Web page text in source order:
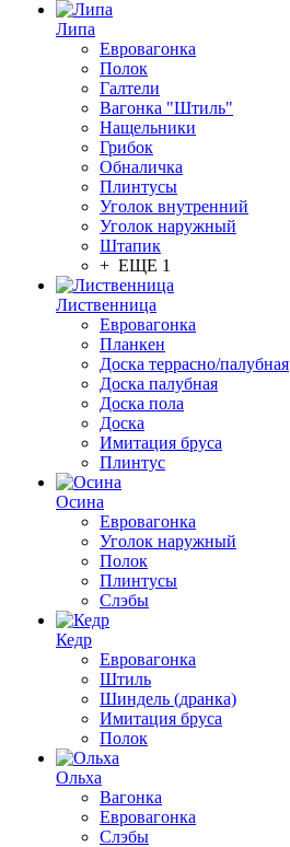
Липа
Евровагонка
Полок
Галтели
Вагонка "Штиль"
Нащельники
Грибок
Обналичка
Плинтусы
Уголок внутренний
Уголок наружный
Штапик
+ ЕЩЕ 1
Лиственница
Евровагонка
Планкен
Доска террасно/палубная
Доска палубная
Доска пола
Доска
Имитация бруса
Плинтус
Осина
Евровагонка
Уголок наружный
Полок
Плинтусы
Слэбы
Кедр
Евровагонка
Штиль
Шиндель (дранка)
Имитация бруса
Полок
Ольха
Вагонка
Евровагонка
Слэбы